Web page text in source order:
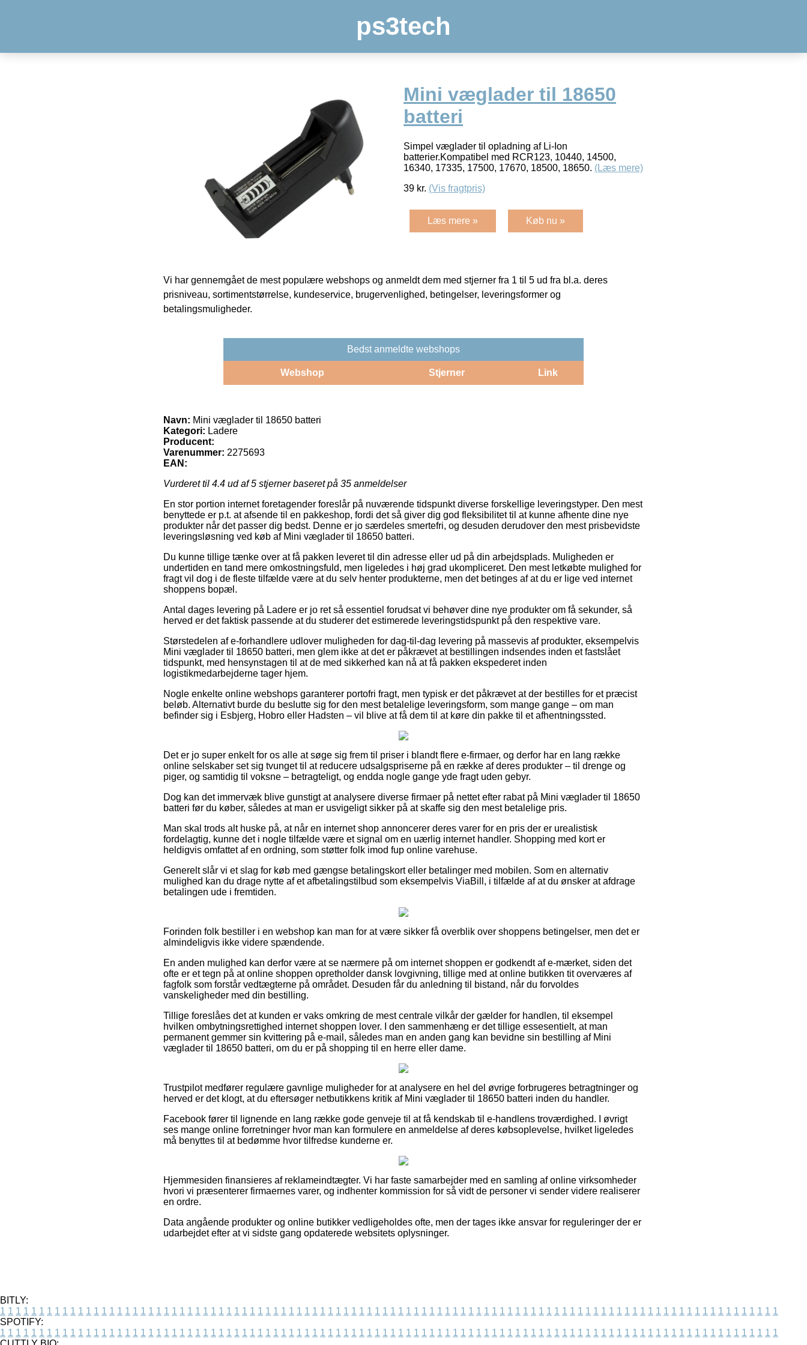
ps3tech
Mini væglader til 18650
batteri
Simpel væglader til opladning af Li-Ion
batterier.Kompatibel med RCR123, 10440, 14500,
16340, 17335, 17500, 17670, 18500, 18650. (Læs mere)
39 kr. (Vis fragtpris)
Læs mere » Køb nu »
Vi har gennemgået de mest populære webshops og anmeldt dem med stjerner fra 1 til 5 ud fra bl.a. deres
prisniveau, sortimentstørrelse, kundeservice, brugervenlighed, betingelser, leveringsformer og
betalingsmuligheder.
Bedst anmeldte webshops
Webshop Stjerner Link
Navn: Mini væglader til 18650 batteri
Kategori: Ladere
Producent:
Varenummer: 2275693
EAN:
Vurderet til 4.4 ud af 5 stjerner baseret på 35 anmeldelser
En stor portion internet foretagender foreslår på nuværende tidspunkt diverse forskellige leveringstyper. Den mest
benyttede er p.t. at afsende til en pakkeshop, fordi det så giver dig god fleksibilitet til at kunne afhente dine nye
produkter når det passer dig bedst. Denne er jo særdeles smertefri, og desuden derudover den mest prisbevidste
leveringsløsning ved køb af Mini væglader til 18650 batteri.
Du kunne tillige tænke over at få pakken leveret til din adresse eller ud på din arbejdsplads. Muligheden er
undertiden en tand mere omkostningsfuld, men ligeledes i høj grad ukompliceret. Den mest letkøbte mulighed for
fragt vil dog i de fleste tilfælde være at du selv henter produkterne, men det betinges af at du er lige ved internet
shoppens bopæl.
Antal dages levering på Ladere er jo ret så essentiel forudsat vi behøver dine nye produkter om få sekunder, så
herved er det faktisk passende at du studerer det estimerede leveringstidspunkt på den respektive vare.
Størstedelen af e-forhandlere udlover muligheden for dag-til-dag levering på massevis af produkter, eksempelvis
Mini væglader til 18650 batteri, men glem ikke at det er påkrævet at bestillingen indsendes inden et fastslået
tidspunkt, med hensynstagen til at de med sikkerhed kan nå at få pakken ekspederet inden
logistikmedarbejderne tager hjem.
Nogle enkelte online webshops garanterer portofri fragt, men typisk er det påkrævet at der bestilles for et præcist
beløb. Alternativt burde du beslutte sig for den mest betalelige leveringsform, som mange gange – om man
befinder sig i Esbjerg, Hobro eller Hadsten – vil blive at få dem til at køre din pakke til et afhentningssted.
Det er jo super enkelt for os alle at søge sig frem til priser i blandt flere e-firmaer, og derfor har en lang række
online selskaber set sig tvunget til at reducere udsalgspriserne på en række af deres produkter – til drenge og
piger, og samtidig til voksne – betragteligt, og endda nogle gange yde fragt uden gebyr.
Dog kan det immervæk blive gunstigt at analysere diverse firmaer på nettet efter rabat på Mini væglader til 18650
batteri før du køber, således at man er usvigeligt sikker på at skaffe sig den mest betalelige pris.
Man skal trods alt huske på, at når en internet shop annoncerer deres varer for en pris der er urealistisk
fordelagtig, kunne det i nogle tilfælde være et signal om en uærlig internet handler. Shopping med kort er
heldigvis omfattet af en ordning, som støtter folk imod fup online varehuse.
Generelt slår vi et slag for køb med gængse betalingskort eller betalinger med mobilen. Som en alternativ
mulighed kan du drage nytte af et afbetalingstilbud som eksempelvis ViaBill, i tilfælde af at du ønsker at afdrage
betalingen ude i fremtiden.
Forinden folk bestiller i en webshop kan man for at være sikker få overblik over shoppens betingelser, men det er
almindeligvis ikke videre spændende.
En anden mulighed kan derfor være at se nærmere på om internet shoppen er godkendt af e-mærket, siden det
ofte er et tegn på at online shoppen opretholder dansk lovgivning, tillige med at online butikken tit overværes af
fagfolk som forstår vedtægterne på området. Desuden får du anledning til bistand, når du forvoldes
vanskeligheder med din bestilling.
Tillige foreslåes det at kunden er vaks omkring de mest centrale vilkår der gælder for handlen, til eksempel
hvilken ombytningsrettighed internet shoppen lover. I den sammenhæng er det tillige essesentielt, at man
permanent gemmer sin kvittering på e-mail, således man en anden gang kan bevidne sin bestilling af Mini
væglader til 18650 batteri, om du er på shopping til en herre eller dame.
Trustpilot medfører regulære gavnlige muligheder for at analysere en hel del øvrige forbrugeres betragtninger og
herved er det klogt, at du eftersøger netbutikkens kritik af Mini væglader til 18650 batteri inden du handler.
Facebook fører til lignende en lang række gode genveje til at få kendskab til e-handlens troværdighed. I øvrigt
ses mange online forretninger hvor man kan formulere en anmeldelse af deres købsoplevelse, hvilket ligeledes
må benyttes til at bedømme hvor tilfredse kunderne er.
Hjemmesiden finansieres af reklameindtægter. Vi har faste samarbejder med en samling af online virksomheder
hvori vi præsenterer firmaernes varer, og indhenter kommission for så vidt de personer vi sender videre realiserer
en ordre.
Data angående produkter og online butikker vedligeholdes ofte, men der tages ikke ansvar for reguleringer der er
udarbejdet efter at vi sidste gang opdaterede websitets oplysninger.
BITLY:
1 1 1 1 1 1 1 1 1 1 1 1 1 1 1 1 1 1 1 1 1 1 1 1 1 1 1 1 1 1 1 1 1 1 1 1 1 1 1 1 1 1 1 1 1 1 1 1 1 1 1 1 1 1 1 1 1 1 1 1 1 1 1 1 1 1 1 1 1 1 1 1 1 1 1 1 1 1 1 1 1 1 1 1 1 1 1 1 1 1 1 1 1 1 1 1 1 1 1 1
SPOTIFY:
1 1 1 1 1 1 1 1 1 1 1 1 1 1 1 1 1 1 1 1 1 1 1 1 1 1 1 1 1 1 1 1 1 1 1 1 1 1 1 1 1 1 1 1 1 1 1 1 1 1 1 1 1 1 1 1 1 1 1 1 1 1 1 1 1 1 1 1 1 1 1 1 1 1 1 1 1 1 1 1 1 1 1 1 1 1 1 1 1 1 1 1 1 1 1 1 1 1 1 1